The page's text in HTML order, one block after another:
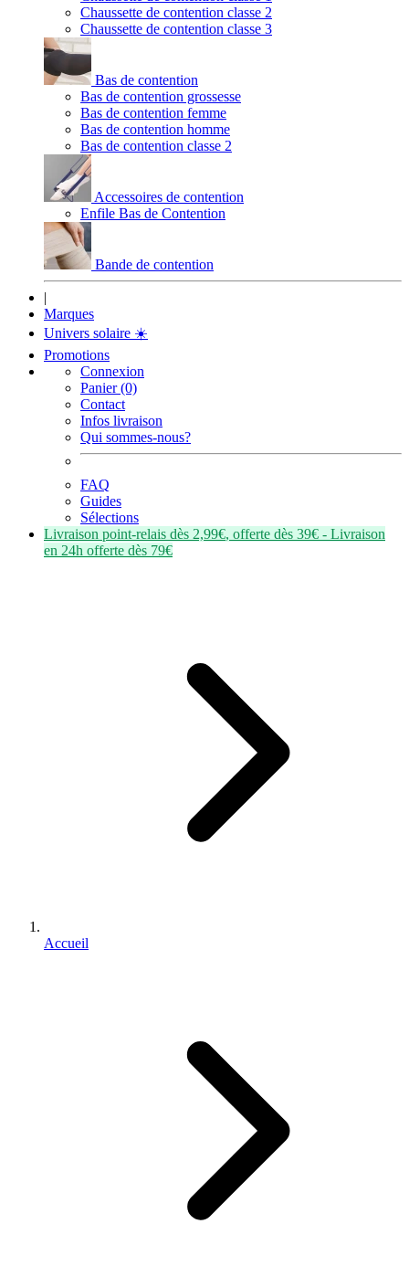
Chaussette de contention classe 2
Chaussette de contention classe 3
Bas de contention
Bas de contention grossesse
Bas de contention femme
Bas de contention homme
Bas de contention classe 2
Accessoires de contention
Enfile Bas de Contention
Bande de contention
|
Marques
Univers solaire ☀️
Promotions
Connexion
Panier (0)
Contact
Infos livraison
Qui sommes-nous?
FAQ
Guides
Sélections
Livraison point-relais dès 2,99€, offerte dès 39€ - Livraison
en 24h offerte dès 79€
Accueil